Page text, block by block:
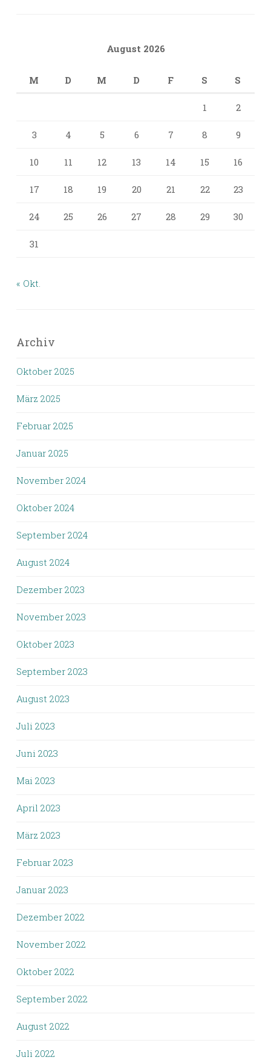
August 2026
M D M D F S S
1 2
3 4 5 6 7 8 9
10 11 12 13 14 15 16
17 18 19 20 21 22 23
24 25 26 27 28 29 30
31
« Okt.
Archiv
Oktober 2025
März 2025
Februar 2025
Januar 2025
November 2024
Oktober 2024
September 2024
August 2024
Dezember 2023
November 2023
Oktober 2023
September 2023
August 2023
Juli 2023
Juni 2023
Mai 2023
April 2023
März 2023
Februar 2023
Januar 2023
Dezember 2022
November 2022
Oktober 2022
September 2022
August 2022
Juli 2022